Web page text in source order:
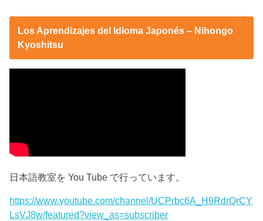
Los Aprendizajes del Idioma Japonés – Nihongo
Kyoshitsu
日本語教室を You Tube で行っています。
https://www.youtube.com/channel/UCPrbc6A_H9RdrQrCY
LsVJ8w/featured?view_as=subscriber